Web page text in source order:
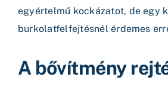
egyértelmű kockázatot, de egy
burkolatfelfejtésnél érdemes
A bővítmény